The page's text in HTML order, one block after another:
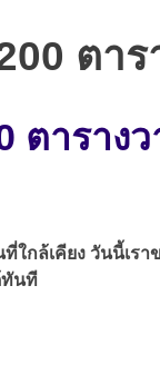
ตาร
ตารา
ล้เคียง วันนี้เร
ทันที